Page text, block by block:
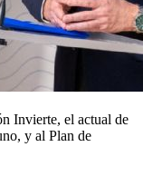
Invierte, el actual de
y al Plan de